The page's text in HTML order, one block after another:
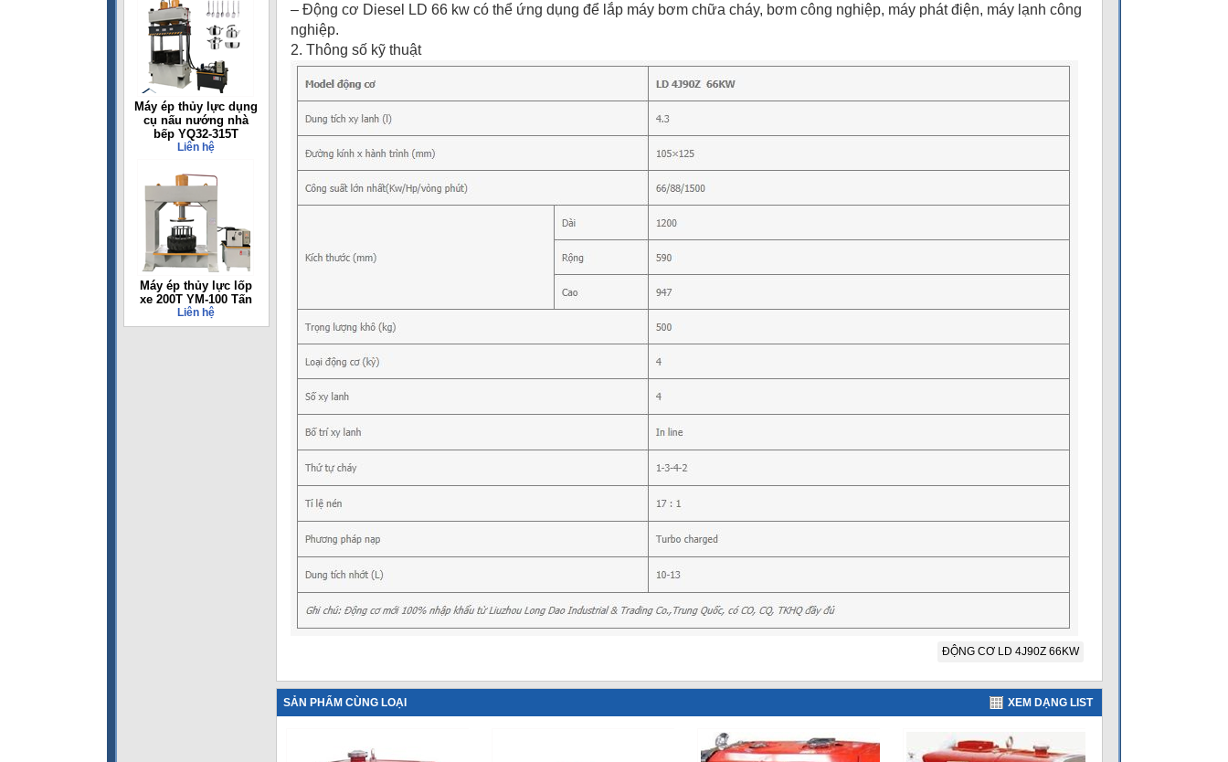
Máy ép thủy lực dụng
cụ nấu nướng nhà
bếp YQ32-315T
Liên hệ
Máy ép thủy lực lốp
xe 200T YM-100 Tấn
Liên hệ
– Động cơ Diesel LD 66 kw có thể ứng dụng để lắp máy bơm chữa cháy, bơm công nghiệp, máy phát điện, máy lạnh công
nghiệp.
2. Thông số kỹ thuật
ĐỘNG CƠ LD 4J90Z 66KW
SẢN PHẨM CÙNG LOẠI XEM DẠNG LIST